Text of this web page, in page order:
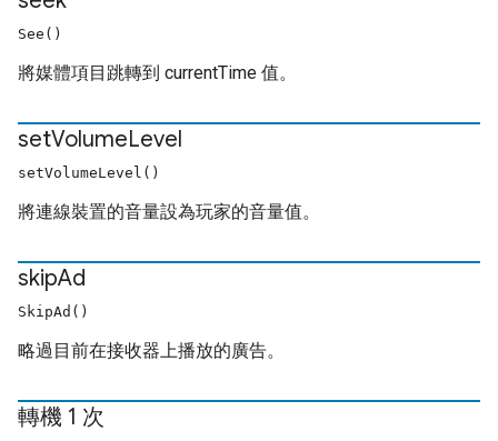
See()
將媒體項目跳轉到 currentTime 值。
setVolumeLevel
setVolumeLevel()
將連線裝置的音量設為玩家的音量值。
skipAd
SkipAd()
略過目前在接收器上播放的廣告。
轉機 1 次